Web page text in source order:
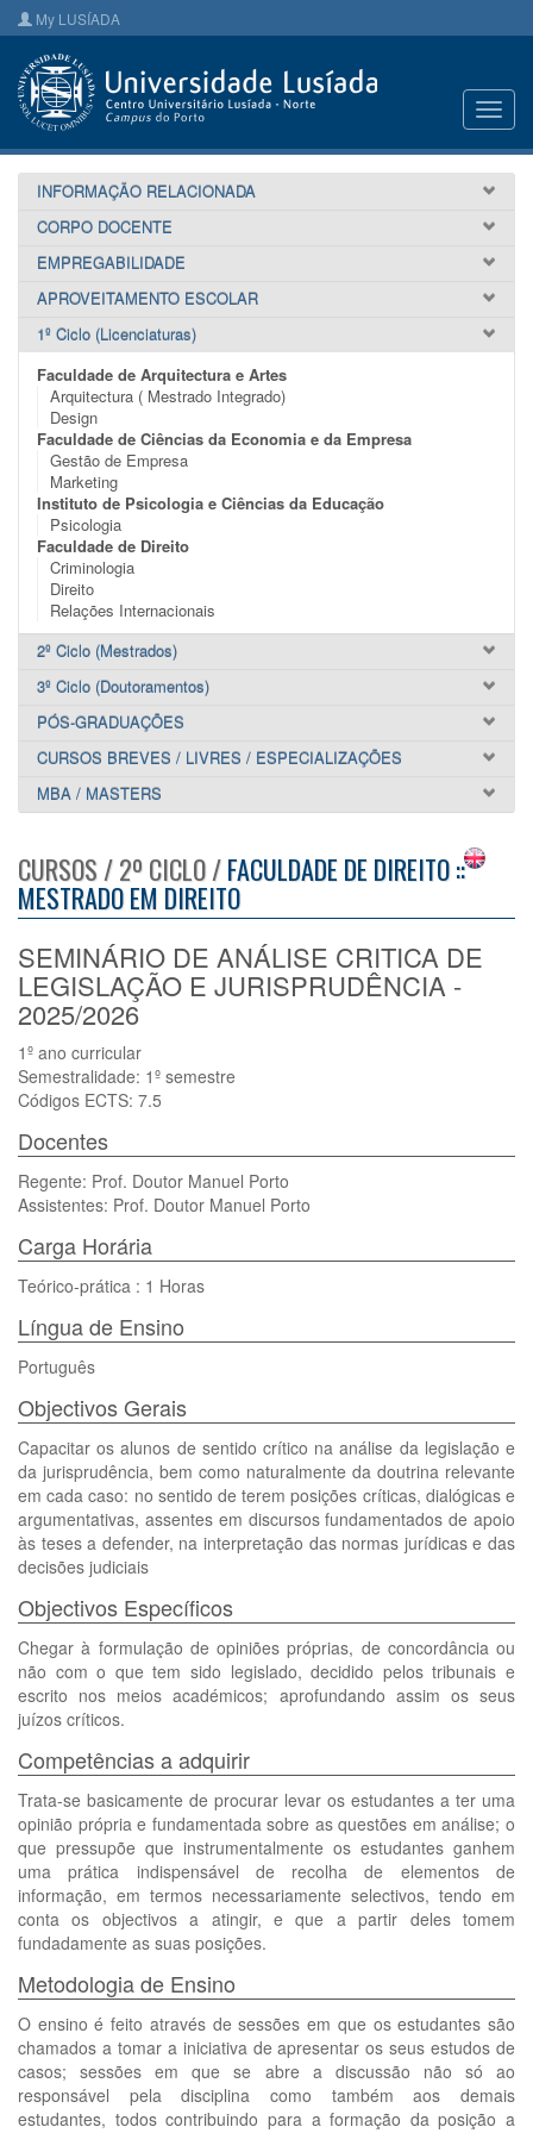
My LUSÍADA
INFORMAÇÃO RELACIONADA
CORPO DOCENTE
EMPREGABILIDADE
APROVEITAMENTO ESCOLAR
1º Ciclo (Licenciaturas)
Faculdade de Arquitectura e Artes
Arquitectura ( Mestrado Integrado)
Design
Faculdade de Ciências da Economia e da Empresa
Gestão de Empresa
Marketing
Instituto de Psicologia e Ciências da Educação
Psicologia
Faculdade de Direito
Criminologia
Direito
Relações Internacionais
2º Ciclo (Mestrados)
3º Ciclo (Doutoramentos)
PÓS-GRADUAÇÕES
CURSOS BREVES / LIVRES / ESPECIALIZAÇÕES
MBA / MASTERS
CURSOS / 2º CICLO /FACULDADE DE DIREITO ::
MESTRADO EM DIREITO
SEMINÁRIO DE ANÁLISE CRITICA DE
LEGISLAÇÃO E JURISPRUDÊNCIA -
2025/2026
1º ano curricular
Semestralidade: 1º semestre
Códigos ECTS: 7.5
Docentes
Regente: Prof. Doutor Manuel Porto
Assistentes: Prof. Doutor Manuel Porto
Carga Horária
Teórico-prática : 1 Horas
Língua de Ensino
Português
Objectivos Gerais
Capacitar os alunos de sentido crítico na análise da legislação e
da jurisprudência, bem como naturalmente da doutrina relevante
em cada caso: no sentido de terem posições críticas, dialógicas e
argumentativas, assentes em discursos fundamentados de apoio
às teses a defender, na interpretação das normas jurídicas e das
decisões judiciais
Objectivos Específicos
Chegar à formulação de opiniões próprias, de concordância ou
não com o que tem sido legislado, decidido pelos tribunais e
escrito nos meios académicos; aprofundando assim os seus
juízos críticos.
Competências a adquirir
Trata-se basicamente de procurar levar os estudantes a ter uma
opinião própria e fundamentada sobre as questões em análise; o
que pressupõe que instrumentalmente os estudantes ganhem
uma prática indispensável de recolha de elementos de
informação, em termos necessariamente selectivos, tendo em
conta os objectivos a atingir, e que a partir deles tomem
fundadamente as suas posições.
Metodologia de Ensino
O ensino é feito através de sessões em que os estudantes são
chamados a tomar a iniciativa de apresentar os seus estudos de
casos; sessões em que se abre a discussão não só ao
responsável pela disciplina como também aos demais
estudantes, todos contribuindo para a formação da posição a